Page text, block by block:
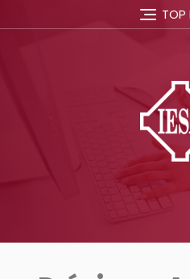
TOP